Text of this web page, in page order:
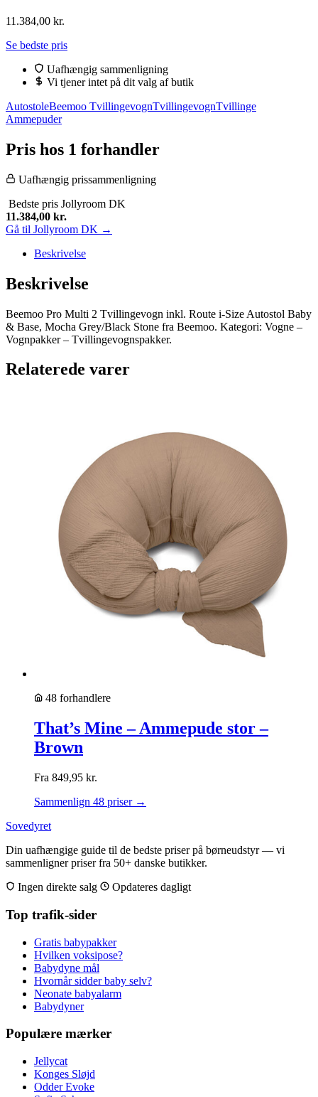
11.384,00 kr.
Se bedste pris
Uafhængig sammenligning
Vi tjener intet på dit valg af butik
AutostoleBeemoo TvillingevognTvillingevognTvillinge
Ammepuder
Pris hos 1 forhandler
Uafhængig prissammenligning
Bedste pris Jollyroom DK
11.384,00 kr.
Gå til Jollyroom DK →
Beskrivelse
Beskrivelse
Beemoo Pro Multi 2 Tvillingevogn inkl. Route i-Size Autostol Baby
& Base, Mocha Grey/Black Stone fra Beemoo. Kategori: Vogne –
Vognpakker – Tvillingevognspakker.
Relaterede varer
48 forhandlere
That’s Mine – Ammepude stor –
Brown
Fra 849,95 kr.
Sammenlign 48 priser →
Sovedyret
Din uafhængige guide til de bedste priser på børneudstyr — vi
sammenligner priser fra 50+ danske butikker.
Ingen direkte salg
Opdateres dagligt
Top trafik-sider
Gratis babypakker
Hvilken voksipose?
Babydyne mål
Hvornår sidder baby selv?
Neonate babyalarm
Babydyner
Populære mærker
Jellycat
Konges Sløjd
Odder Evoke